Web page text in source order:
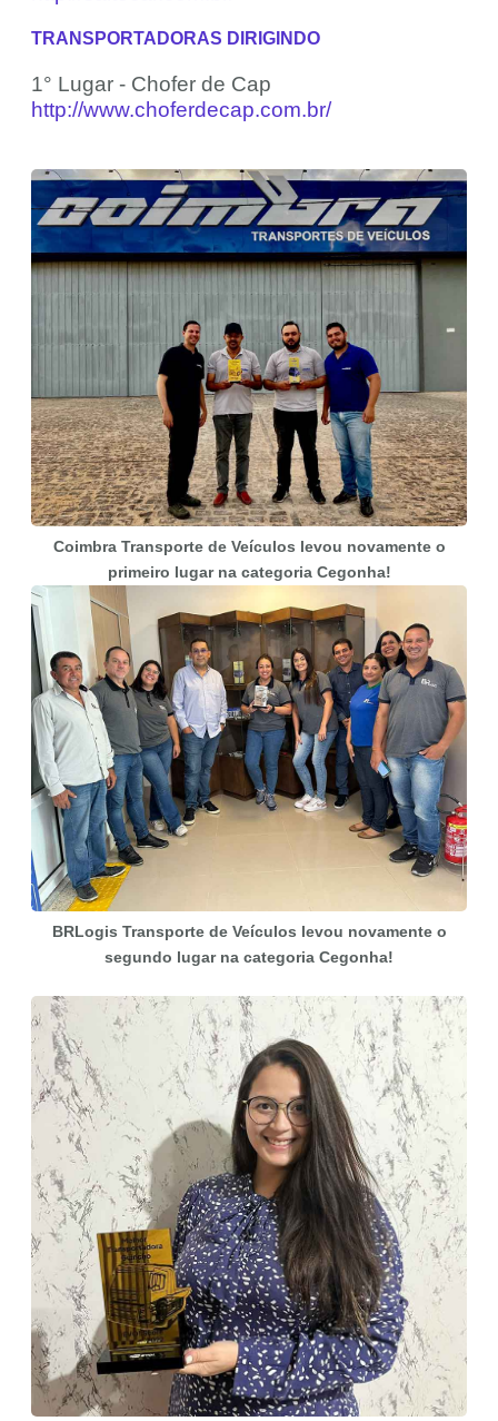
TRANSPORTADORAS DIRIGINDO
1° Lugar - Chofer de Cap
http://www.choferdecap.com.br/
Coimbra Transporte de Veículos levou novamente o
primeiro lugar na categoria Cegonha!
BRLogis Transporte de Veículos levou novamente o
segundo lugar na categoria Cegonha!